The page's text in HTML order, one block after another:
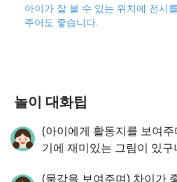
아이가 잘 볼 수 있는 위치에 전시
주어도 좋습니다.
놀이 대화팁
(아이에게 활동지를 보여
기에 재미있는 그림이 있구
(물감을 보여주며) 차이가